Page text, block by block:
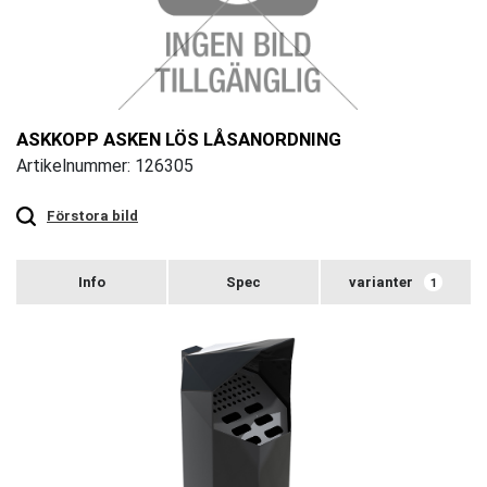
ASKKOPP ASKEN LÖS LÅSANORDNING
Artikelnummer: 126305
Förstora bild
zoom
varianter 1